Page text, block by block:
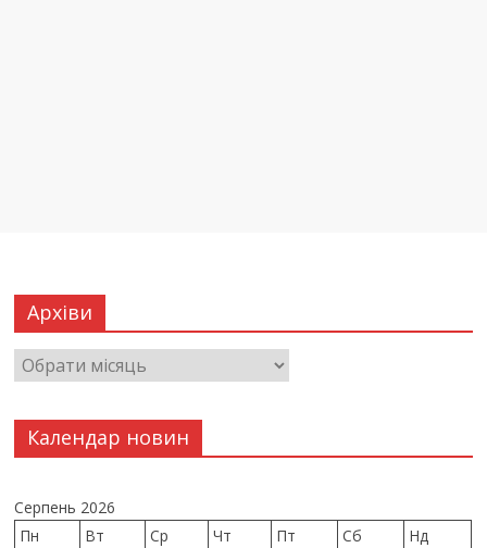
Архіви
Календар новин
Серпень 2026
Пн
Вт Ср Чт Пт Сб
Нд